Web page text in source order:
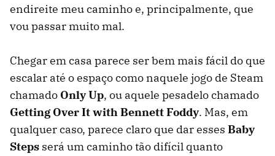
endireite meu caminho e, principalmente, que
vou passar muito mal.
Chegar em casa parece ser bem mais fácil do que
escalar até o espaço como naquele jogo de Steam
chamado Only Up, ou aquele pesadelo chamado
Getting Over It with Bennett Foddy. Mas, em
qualquer caso, parece claro que dar esses Baby
Steps será um caminho tão difícil quanto